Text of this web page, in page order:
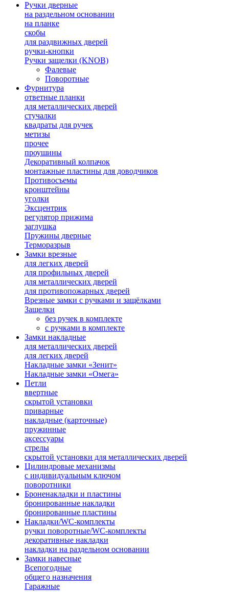
Ручки дверные
на раздельном основании
на планке
скобы
для раздвижных дверей
ручки-кнопки
Ручки защелки (KNOB)
Фалевые
Поворотные
Фурнитура
ответные планки
для металлических дверей
стучалки
квадраты для ручек
метизы
прочее
проушины
Декоративный колпачок
монтажные пластины для доводчиков
Противосъемы
кронштейны
уголки
Эксцентрик
регулятор прижима
заглушка
Пружины дверные
Терморазрыв
Замки врезные
для легких дверей
для профильных дверей
для металлических дверей
для противопожарных дверей
Врезные замки с ручками и защёлками
Защелки
без ручек в комплекте
с ручками в комплекте
Замки накладные
для металлических дверей
для легких дверей
Накладные замки «Зенит»
Накладные замки «Омега»
Петли
ввертные
скрытой установки
приварные
накладные (карточные)
пружинные
аксессуары
стрелы
скрытой установки для металлических дверей
Цилиндровые механизмы
с индивидуальным ключом
поворотники
Броненакладки и пластины
бронированные накладки
бронированные пластины
Накладки/WC-комплекты
ручки поворотные/WC-комплекты
декоративные накладки
накладки на раздельном основании
Замки навесные
Всепогодные
общего назначения
Гаражные